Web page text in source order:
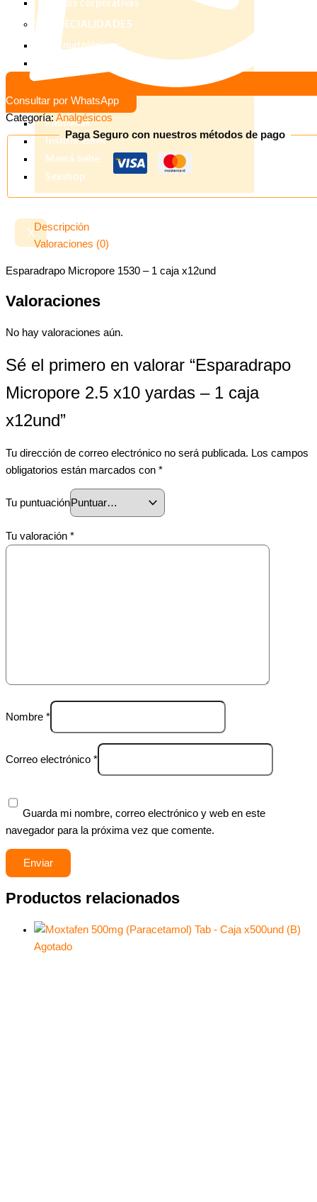
Ventas corporativas
ESPECIALIDADES
Dermatológicos
Oncológicos
OTROS
Empresas
Instituciones
Mamá bebe
Sexshop
X
Consultar por WhatsApp
Categoría: Analgésicos
Paga Seguro con nuestros métodos de pago
Descripción
Valoraciones (0)
Esparadrapo Micropore 1530 – 1 caja x12und
Valoraciones
No hay valoraciones aún.
Sé el primero en valorar “Esparadrapo
Micropore 2.5 x10 yardas – 1 caja
x12und”
Tu dirección de correo electrónico no será publicada. Los campos
obligatorios están marcados con *
Tu puntuación
Tu valoración *
Nombre *
Correo electrónico *
Guarda mi nombre, correo electrónico y web en este
navegador para la próxima vez que comente.
Productos relacionados
Agotado